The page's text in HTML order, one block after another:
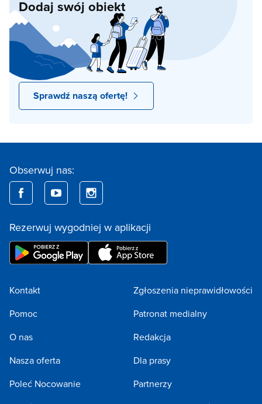
Dodaj swój obiekt
Sprawdź naszą ofertę!
Obserwuj nas:
Rezerwuj wygodniej w aplikacji
Kontakt
Pomoc
O nas
Nasza oferta
Poleć Nocowanie
Zgłoszenia nieprawidłowości
Patronat medialny
Redakcja
Dla prasy
Partnerzy